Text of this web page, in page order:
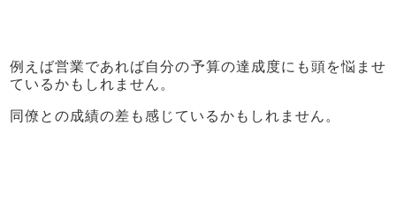
例えば営業であれば自分の予算の達成度にも頭を悩ませ
ているかもしれません。
同僚との成績の差も感じているかもしれません。